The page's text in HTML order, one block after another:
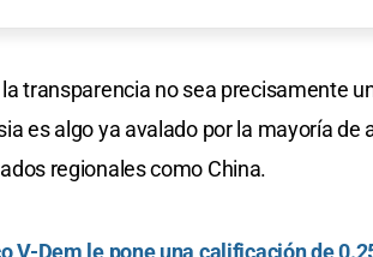
transparencia no sea precisamente
es algo ya avalado por la mayoría
regionales como China.
V-Dem le pone una calificación de